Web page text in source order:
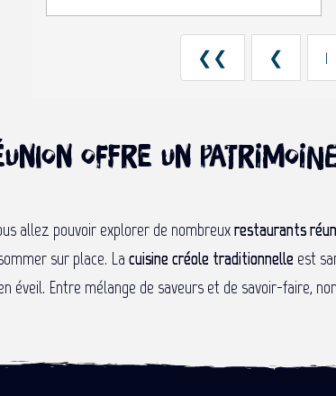
❮❮ ❮ 1
offre un
allez pouvoir explorer de nombreuxrestaurants
sur place. La cuisine créole traditionnelle est
éveil. Entre mélange de saveurs et de savoir-faire,